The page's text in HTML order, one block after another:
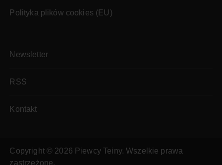
Polityka plików cookies (EU)
Newsletter
RSS
Kontakt
Copyright © 2026 Piewcy Teiny. Wszelkie prawa
zastrzeżone.